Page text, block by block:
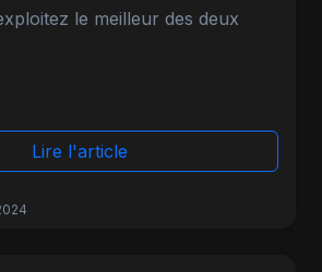
le meilleur des deux
Lire l'article